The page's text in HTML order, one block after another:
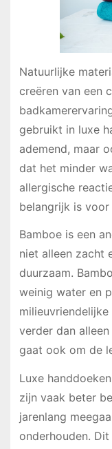
Natuurlijke
creëren van een
gebruikt in luxe
ademend, maar
dat het minder
allergische
belangrijk is voor
Bamboe is een
niet alleen zacht
duurzaam.
weinig water en
verder dan
gaat ook om de
Luxe
zijn vaak beter
jarenlang
onderhouden.